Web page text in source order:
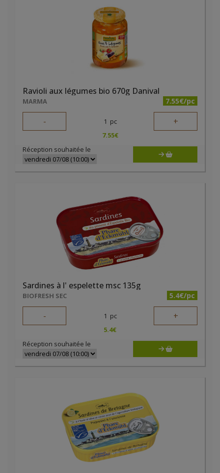
Ravioli aux légumes bio 670g Danival
MARMA 7.55€/pc
- 1 pc +
7.55€
Réception souhaitée le
Sardines à l' espelette msc 135g
BIOFRESH SEC 5.4€/pc
- 1 pc +
5.4€
Réception souhaitée le